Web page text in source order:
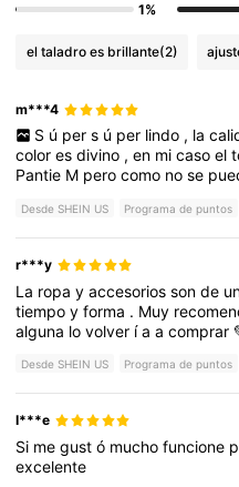
1%
el taladro es brillante(2)
m***4
S ú per s ú per lindo , la
coloresdivino ,en micasoel
Pantie M perocomo nose
Desde SHEIN US Programa de puntos
r***y
La ropayaccesoriossonde
tiempoyforma . Muy
alguna lovolver íaacomprar
Desde SHEIN US Programa de puntos
I***e
Si megustó muchofuncione
excelente